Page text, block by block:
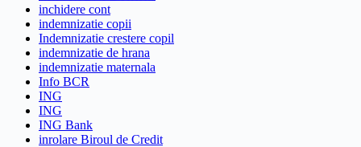
inchidere cont
indemnizatie copii
Indemnizatie crestere copil
indemnizatie de hrana
indemnizatie maternala
Info BCR
ING
ING
ING Bank
inrolare Biroul de Credit